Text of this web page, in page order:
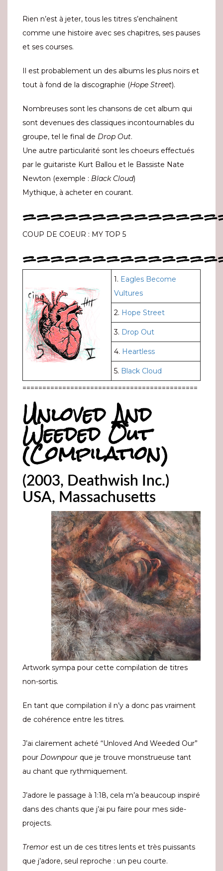
Rien n’est à jeter, tous les titres s’enchaînent
comme une histoire avec ses chapitres, ses pauses
et ses courses.
Il est probablement un des albums les plus noirs et
tout à fond de la discographie (Hope Street).
Nombreuses sont les chansons de cet album qui
sont devenues des classiques incontournables du
groupe, tel le final de Drop Out.
Une autre particularité sont les choeurs effectués
par le guitariste Kurt Ballou et le Bassiste Nate
Newton (exemple : Black Cloud)
Mythique, à acheter en courant.
COUP DE COEUR : MY TOP 5
1. Eagles Become
Vultures
2. Hope Street
3. Drop Out
4. Heartless
5. Black Cloud
============================================
Unloved And
Weeded Out
(Compilation)
(2003, Deathwish Inc.)
USA, Massachusetts
Artwork sympa pour cette compilation de titres
non-sortis.
En tant que compilation il n’y a donc pas vraiment
de cohérence entre les titres.
J’ai clairement acheté “Unloved And Weeded Our”
pour Downpour que je trouve monstrueuse tant
au chant que rythmiquement.
J’adore le passage à 1:18, cela m’a beaucoup inspiré
dans des chants que j’ai pu faire pour mes side-
projects.
Tremor est un de ces titres lents et très puissants
que j’adore, seul reproche : un peu courte.